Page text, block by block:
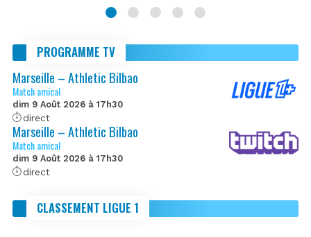
PROGRAMME TV
Marseille – Athletic Bilbao
Match amical
dim 9 Août 2026 à 17h30
direct
Marseille – Athletic Bilbao
Match amical
dim 9 Août 2026 à 17h30
direct
CLASSEMENT LIGUE 1